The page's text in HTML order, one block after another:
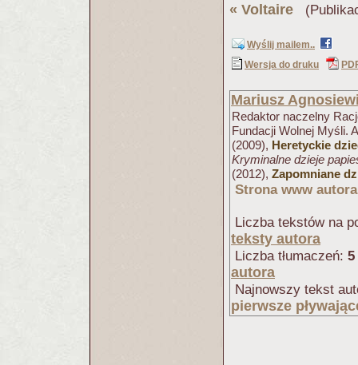
« Voltaire
Wyślij mailem..
Wersja do druku
Mariusz
Redaktor naczelny
Fundacji Wolnej Myśli.
(2009), Heretyckie
Kryminalne dzieje
(2012), Zapomniane
Strona www autora
Liczba tekstów na
teksty autora
Liczba tłumaczeń: 5
autora
Najnowszy tekst
pierwsze